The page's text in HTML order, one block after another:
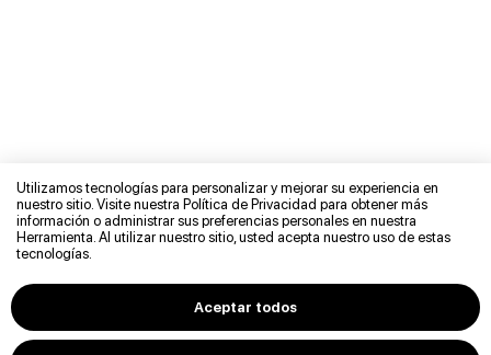
© 2026 MIGUEL CAAMAL
POLÍTICA DE PRIVACIDAD
Utilizamos tecnologías para personalizar y mejorar su experiencia en
nuestro sitio. Visite nuestra Política de Privacidad para obtener más
información o administrar sus preferencias personales en nuestra
Herramienta. Al utilizar nuestro sitio, usted acepta nuestro uso de estas
tecnologías.
Aceptar todos